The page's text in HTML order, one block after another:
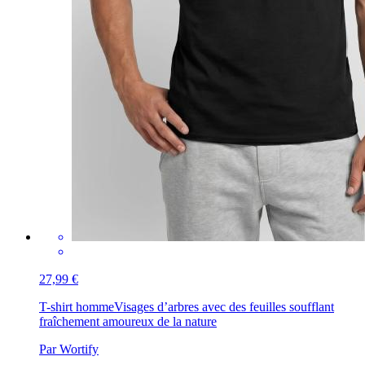
27,99 €
T-shirt hommeVisages d’arbres avec des feuilles soufflant
fraîchement amoureux de la nature
Par Wortify